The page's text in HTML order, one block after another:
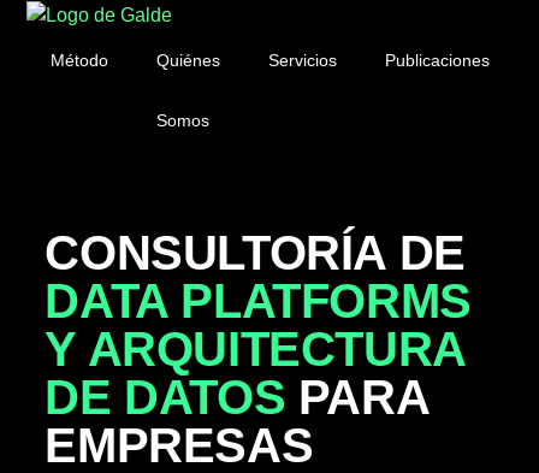
Método Quiénes
Somos
Servicios Publicaciones
CONSULTORÍA DE
DATA PLATFORMS
Y ARQUITECTURA
DE DATOS PARA
EMPRESAS